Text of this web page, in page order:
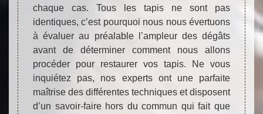
chaque cas. Tous les tapis ne sont pas
identiques, c’est pourquoi nous nous évertuons
à évaluer au préalable l’ampleur des dégâts
avant de déterminer comment nous allons
procéder pour restaurer vos tapis. Ne vous
inquiétez pas, nos experts ont une parfaite
maîtrise des différentes techniques et disposent
d’un savoir-faire hors du commun qui fait que